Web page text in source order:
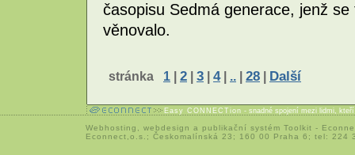
časopisu Sedmá generace, jenž
věnovalo.
stránka 1 | 2 | 3 | 4| .. | 28 | Další
Easy CONNECTion - snadné spojení mezi lidmi,
Webhosting webdesign a publikační systém Toolkit -
Econnect,o.s.; Českomalínská 23; 160 00 Praha 6; tel: 224